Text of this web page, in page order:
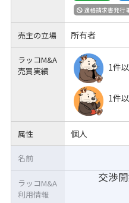
適格請求書発行
売主の立場 所有者
ラッコM&A
売買実績
1件
1件
属性 個人
交渉
名前
ラッコM&A
利用情報